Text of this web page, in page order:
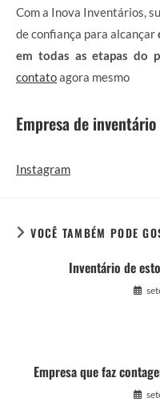
Com a Inova Inventários,
de confiança para alcançar
em todas as etapas do
contatoagora mesmo
Empresa de
Instagram
VOCÊ TAMBÉM PODE
Inventário de
Empresa que faz